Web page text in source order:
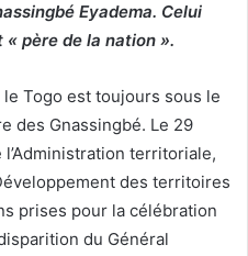
Eyadema. Celui
père de la nation ».
Togo est toujours sous le
des Gnassingbé. Le 29
territoriale,
des territoires
prises pour la célébration
du Général